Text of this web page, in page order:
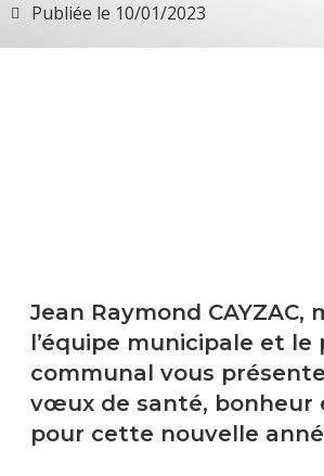
Publiée le 10/01/2023
Jean Raymond CAYZAC,
l’équipe municipale et le
communal vous
vœux de santé, bonheur
pour cette nouvelle